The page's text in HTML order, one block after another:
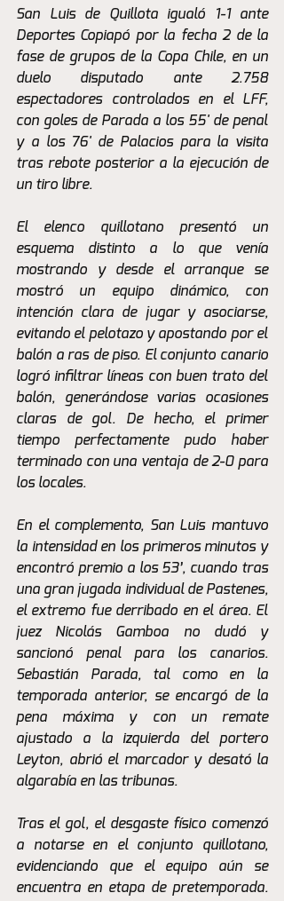
San Luis de Quillota igualó 1-1 ante
Deportes Copiapó por la fecha 2 de la
fase de grupos de la Copa Chile, en un
duelo disputado ante 2.758
espectadores controlados en el LFF,
con goles de Parada a los 55' de penal
y a los 76' de Palacios para la visita
tras rebote posterior a la ejecución de
un tiro libre.
El elenco quillotano presentó un
esquema distinto a lo que venía
mostrando y desde el arranque se
mostró un equipo dinámico, con
intención clara de jugar y asociarse,
evitando el pelotazo y apostando por el
balón a ras de piso. El conjunto canario
logró infiltrar líneas con buen trato del
balón, generándose varias ocasiones
claras de gol. De hecho, el primer
tiempo perfectamente pudo haber
terminado con una ventaja de 2-0 para
los locales.
En el complemento, San Luis mantuvo
la intensidad en los primeros minutos y
encontró premio a los 53’, cuando tras
una gran jugada individual de Pastenes,
el extremo fue derribado en el área. El
juez Nicolás Gamboa no dudó y
sancionó penal para los canarios.
Sebastián Parada, tal como en la
temporada anterior, se encargó de la
pena máxima y con un remate
ajustado a la izquierda del portero
Leyton, abrió el marcador y desató la
algarabía en las tribunas.
Tras el gol, el desgaste físico comenzó
a notarse en el conjunto quillotano,
evidenciando que el equipo aún se
encuentra en etapa de pretemporada.